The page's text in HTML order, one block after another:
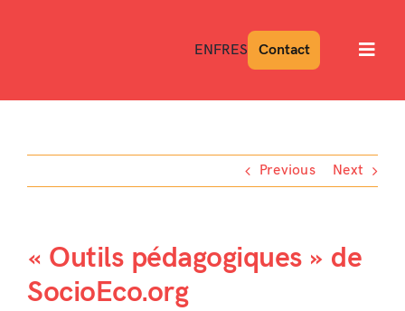
ENFRES Contact
Previous Next
« Outils pédagogiques » de
SocioEco.org